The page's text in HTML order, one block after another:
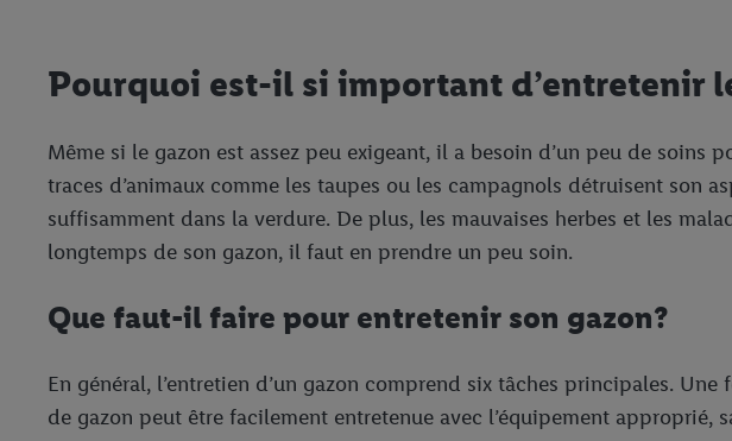
Pourquoi est-il si important d’entretenir
Même si le gazon est assez peu exigeant, il a besoin d’un peu de soins
traces d’animaux comme les taupes ou les campagnols détruisent son
suffisamment dans la verdure. De plus, les mauvaises herbes et les
longtemps de son gazon, il faut en prendre un peu soin.
Que faut-il faire pour entretenir son gazon?
En général, l’entretien d’un gazon comprend six tâches principales.
de gazon peut être facilement entretenue avec l’équipement approprié,